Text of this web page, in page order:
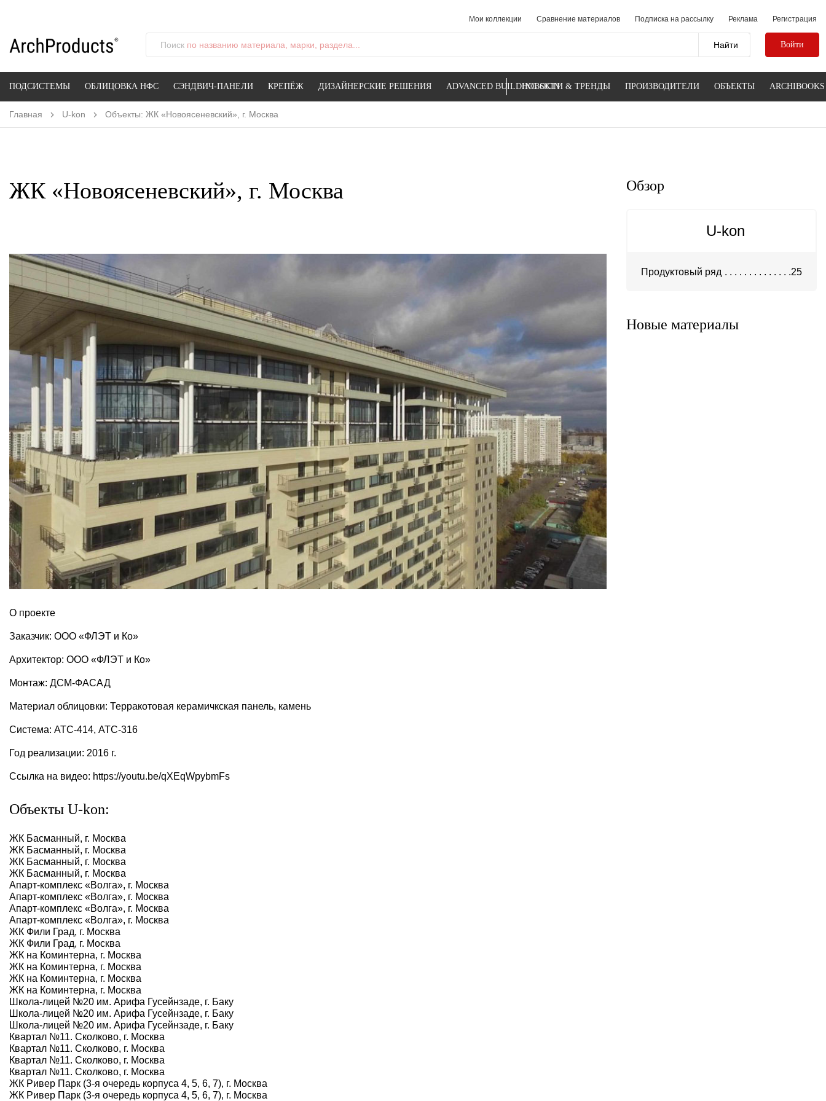
Мои коллекции Сравнение материалов Подписка на рассылку Реклама Регистрация
Поиск по названию материала, марки, раздела... Войти
ПОДСИСТЕМЫ ОБЛИЦОВКА НФС СЭНДВИЧ-ПАНЕЛИ КРЕПЁЖ ДИЗАЙНЕРСКИЕ РЕШЕНИЯ ADVANCED BUILDING SKINНОВОСТИ & ТРЕНДЫ ПРОИЗВОДИТЕЛИ ОБЪЕКТЫ ARCHIBOOKS
Главная U-kon Объекты: ЖК «Новоясеневский», г. Москва
ЖК «Новоясеневский», г. Москва
О проекте
Заказчик: ООО «ФЛЭТ и Ко»
Архитектор: ООО «ФЛЭТ и Ко»
Монтаж: ДСМ-ФАСАД
Материал облицовки: Терракотовая керамичкская панель, камень
Система: АТС-414, АТС-316
Год реализации: 2016 г.
Ссылка на видео: https://youtu.be/qXEqWpybmFs
Объекты U-kon:
ЖК Басманный, г. Москва
ЖК Басманный, г. Москва
ЖК Басманный, г. Москва
ЖК Басманный, г. Москва
Апарт-комплекс «Волга», г. Москва
Апарт-комплекс «Волга», г. Москва
Апарт-комплекс «Волга», г. Москва
Апарт-комплекс «Волга», г. Москва
ЖК Фили Град, г. Москва
ЖК Фили Град, г. Москва
ЖК на Коминтерна, г. Москва
ЖК на Коминтерна, г. Москва
ЖК на Коминтерна, г. Москва
ЖК на Коминтерна, г. Москва
Школа-лицей №20 им. Арифа Гусейнзаде, г. Баку
Школа-лицей №20 им. Арифа Гусейнзаде, г. Баку
Школа-лицей №20 им. Арифа Гусейнзаде, г. Баку
Квартал №11. Сколково, г. Москва
Квартал №11. Сколково, г. Москва
Квартал №11. Сколково, г. Москва
Квартал №11. Сколково, г. Москва
ЖК Ривер Парк (3-я очередь корпуса 4, 5, 6, 7), г. Москва
ЖК Ривер Парк (3-я очередь корпуса 4, 5, 6, 7), г. Москва
Обзор
U-kon
Продуктовый ряд 25
Новые материалы